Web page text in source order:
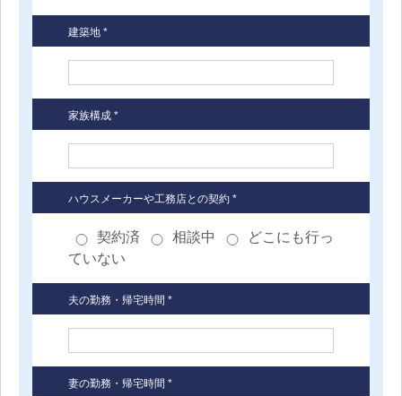
建築地 *
家族構成 *
ハウスメーカーや工務店との契約 *
契約済 相談中
どこにも行っ
ていない
夫の勤務・帰宅時間 *
妻の勤務・帰宅時間 *